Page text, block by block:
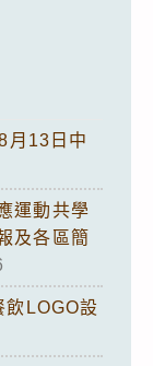
月13日中
運動共學
及各區簡
飲LOGO設